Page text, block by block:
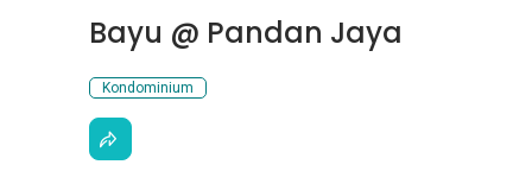
Bayu @ Pandan Jaya
Kondominium